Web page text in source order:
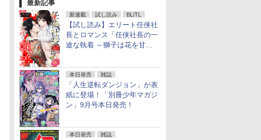
最新記事
新連載 試し読み BL/TL
【試し読み】エリート任侠社
長とロマンス「任侠社長の一
途な執着 ～獅子は花を甘く
本日発売 雑誌
「人生逆転ダンジョン」が表
紙に登場！「別冊少年マガジ
ン」9月号本日発売！
本日発売 雑誌